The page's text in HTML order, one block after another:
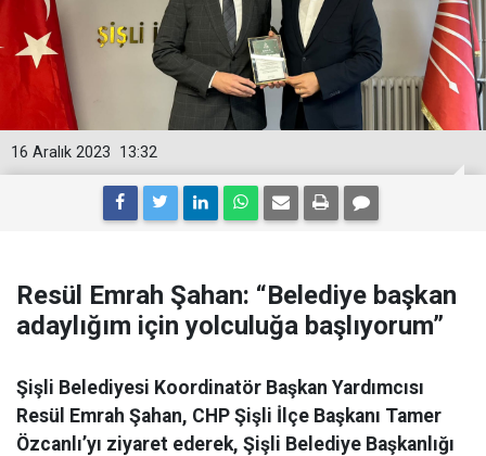
13:32
16 Aralık 2023
Resül Emrah Şahan: “Belediye başkan
adaylığım için yolculuğa başlıyorum”
Şişli Belediyesi Koordinatör Başkan Yardımcısı
Resül Emrah Şahan, CHP Şişli İlçe Başkanı Tamer
Özcanlı’yı ziyaret ederek, Şişli Belediye Başkanlığı